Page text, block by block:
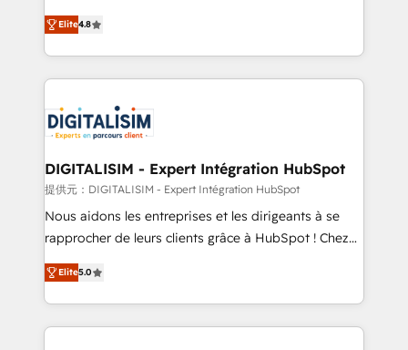
CRM, Solutions Architecture, Onboarding , Data
Migration, Custom Integration & Platform
team of 25+ experts Contact us today to help you
get more from your investment in HubSpot.
HubSpot CRM Partner offering you a roadmap on
maximizing EBITDA and achieving Commercial
Excellence. With our targeted processes, we
strengthen your digital transformation and minimize
Implementation partner, we provide expertise to
drive your business forward. Since 2015 we are fully
dedicated to HubSpot and with an experienced
team (50+), we work with reputable companies in
B2B sectors such as manufacturing, SaaS and
business services. We prepare a customized
impact of your digital transformation, including a
detailed financial rationale with a focus on ROI and
Elite4.8
DIGITALISIM - Expert Intégration HubSpot
提供元：DIGITALISIM - Expert Intégration HubSpot
Nous aidons les entreprises et les dirigeants à se
rapprocher de leurs clients grâce à HubSpot ! Chez
DIGITALISIM, nous avons l'intime conviction que la
réussite des entreprises passe par l’innovation web,
le marketing digital, et la relation client ! C'est
pourquoi, nos experts sont à la fois capables de
Elite5.0